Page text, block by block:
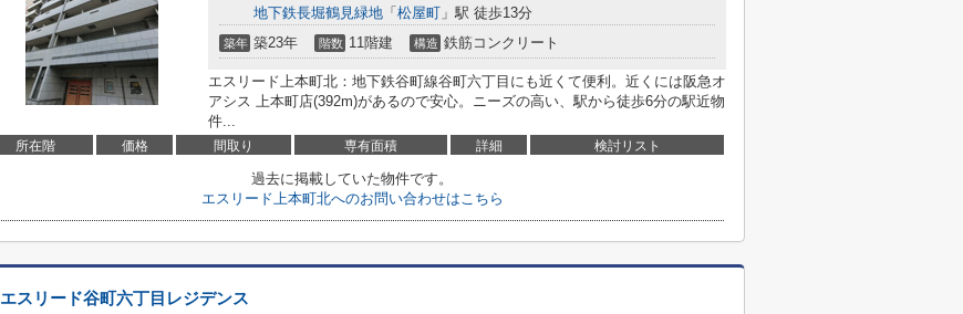
地下鉄長堀鶴見緑地 「 松屋町 」駅 徒歩13分
築年 築23年 階数 11階建 構造 鉄筋コンクリート
エスリード上本町北：地下鉄谷町線谷町六丁目にも近くて便利。近くには阪急オ
アシス 上本町店(392m)があるので安心。ニーズの高い、駅から徒歩6分の駅近物
件...
所在階 価格 間取り 専有面積 詳細 検討リスト
過去に掲載していた物件です。
エスリード上本町北へのお問い合わせはこちら
エスリード谷町六丁目レジデンス